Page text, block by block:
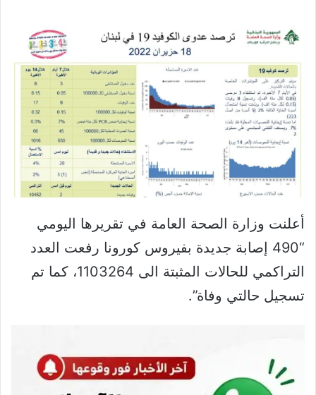
أعلنت وزارة الصحة العامة في تقريرها اليومي
“490 إصابة جديدة بفيروس كورونا رفعت العدد
التراكمي للحالات المثبتة الى 1103264، كما تم
تسجيل حالتي وفاة”.